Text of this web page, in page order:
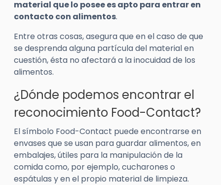
material que lo posee es apto para entrar en
contacto con alimentos.
Entre otras cosas, asegura que en el caso de que
se desprenda alguna partícula del material en
cuestión, ésta no afectará a la inocuidad de los
alimentos.
¿Dónde podemos encontrar el
reconocimiento Food-Contact?
El símbolo Food-Contact puede encontrarse en
envases que se usan para guardar alimentos, en
embalajes, útiles para la manipulación de la
comida como, por ejemplo, cucharones o
espátulas y en el propio material de limpieza.